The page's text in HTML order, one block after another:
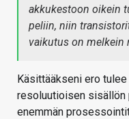
akkukestoon oikein
peliin, niin
vaikutus on melkein
Käsittääkseni ero
resoluutioisen sisällön
enemmän